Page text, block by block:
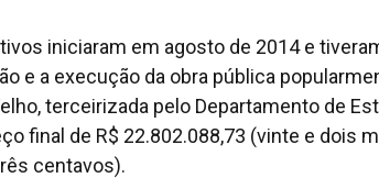
iniciaram em agosto de 2014 e
e a execução da obra pública
terceirizada pelo Departamento de
final de R$ 22.802.088,73 (vinte e
centavos).